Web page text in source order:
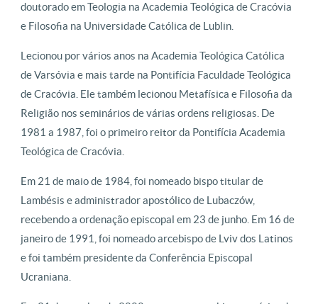
doutorado em Teologia na Academia Teológica de Cracóvia
e Filosofia na Universidade Católica de Lublin.
Lecionou por vários anos na Academia Teológica Católica
de Varsóvia e mais tarde na Pontifícia Faculdade Teológica
de Cracóvia. Ele também lecionou Metafísica e Filosofia da
Religião nos seminários de várias ordens religiosas. De
1981 a 1987, foi o primeiro reitor da Pontifícia Academia
Teológica de Cracóvia.
Em 21 de maio de 1984, foi nomeado bispo titular de
Lambésis e administrador apostólico de Lubaczów,
recebendo a ordenação episcopal em 23 de junho. Em 16 de
janeiro de 1991, foi nomeado arcebispo de Lviv dos Latinos
e foi também presidente da Conferência Episcopal
Ucraniana.